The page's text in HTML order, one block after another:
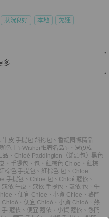
狀況良好 本地 免運
多
皮 手提包 斜挎包 、 香緹國際精品
色｜✨Wisher惟奢名品✨ 、 💓(9成
品 、 Chloé Paddington（鎖頭包）黑色
、 手提包 、 包 、 紅棕色 Chloe 、 紅棕
紅棕色 手提包 、 紅棕色 包 、 Chloe
手提包 、 Chloe 包 、 Chloé 蔻依 、
蔻依 牛皮 、 蔻依 手提包 、 蔻依 包 、 牛
、 便宜 Chloe 、 小資 Chloe 、 熱門
Chloé 、 便宜 Chloé 、 小資 Chloé 、 熱
手 蔻依 、 便宜 蔻依 、 小資 蔻依 、 熱門
、便宜 手提包、小資 手提包、熱門